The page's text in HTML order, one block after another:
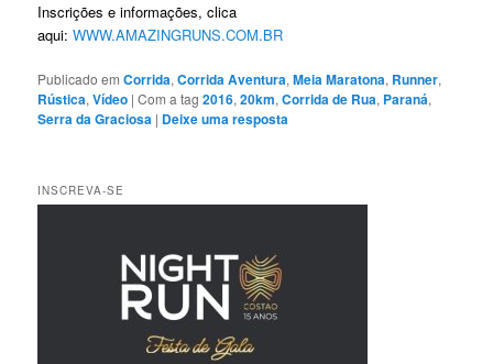
Inscrições e informações, clica
aqui: WWW.AMAZINGRUNS.COM.BR
Publicado em Corrida,Corrida Aventura,Meia Maratona, Runner,
Rústica,Vídeo |Com a tag2016,20km,Corrida de Rua, Paraná,
Serra da Graciosa | Deixe uma resposta
INSCREVA-SE